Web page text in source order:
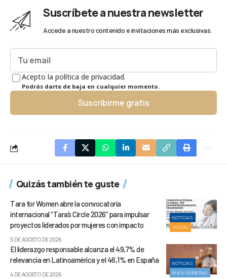
Suscríbete a nuestra newsletter
Accede a nuestro contenido e invitaciones más exclusivas.
Acepto la política de privacidad.
Podrás darte de baja en cualquier momento.
Suscribirme gratis
Quizás también te guste
NOTICIAS
SOCIAL
Tara for Women abre la convocatoria
internacional “Tara’s Circle 2026” para impulsar
proyectos liderados por mujeres con impacto
5 DE AGOSTO DE 2026
NOTICIAS
BUEN GOBIERNO
El liderazgo responsable alcanza el 49,7% de
relevancia en Latinoamérica y el 46,1% en España
4 DE AGOSTO DE 2026